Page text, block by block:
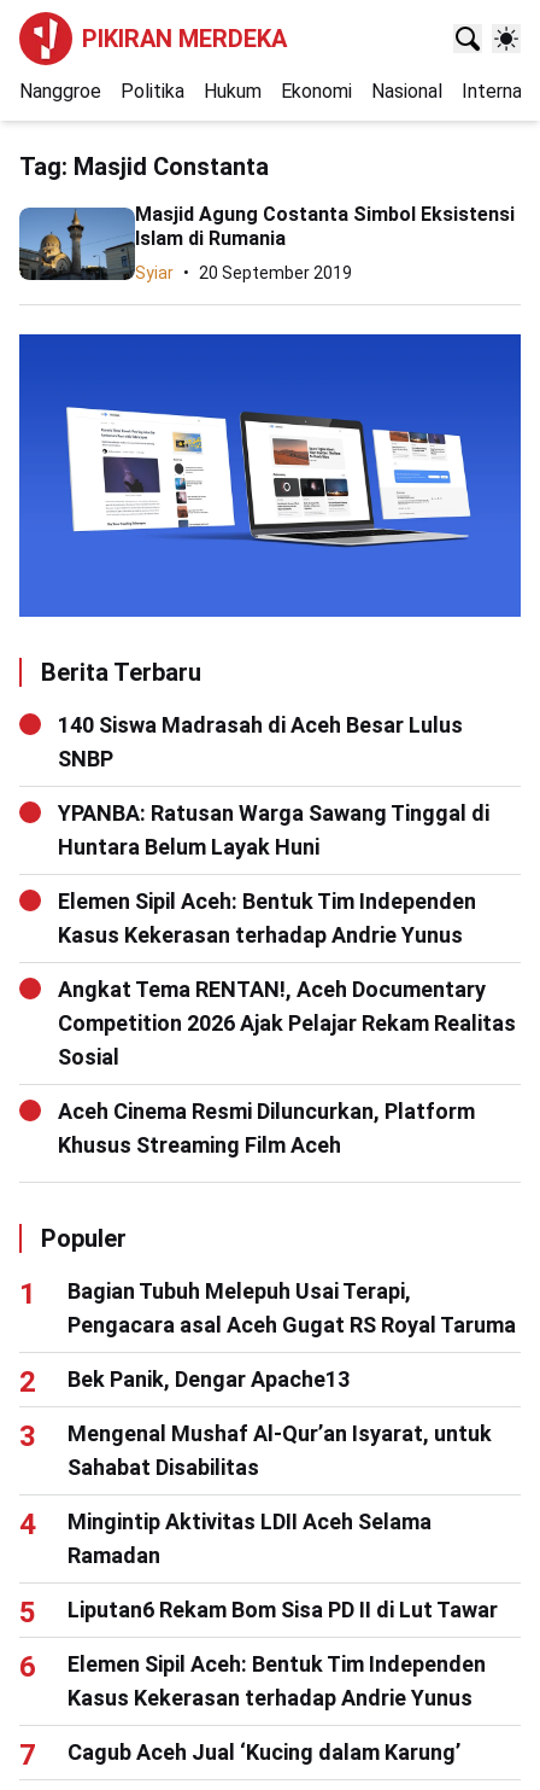
PIKIRAN MERDEKA
Nanggroe Politika Hukum Ekonomi Nasional
Tag: Masjid Constanta
Masjid Agung Costanta Simbol Eksistensi
Islam di Rumania
Syiar 20 September 2019
Berita Terbaru
140 Siswa Madrasah di Aceh Besar Lulus
SNBP
YPANBA: Ratusan Warga Sawang Tinggal di
Huntara Belum Layak Huni
Elemen Sipil Aceh: Bentuk Tim Independen
Kasus Kekerasan terhadap Andrie Yunus
Angkat Tema RENTAN!, Aceh Documentary
Competition 2026 Ajak Pelajar Rekam Realitas
Sosial
Aceh Cinema Resmi Diluncurkan, Platform
Khusus Streaming Film Aceh
Populer
Bagian Tubuh Melepuh Usai Terapi,
Pengacara asal Aceh Gugat RS Royal Taruma
Bek Panik, Dengar Apache13
Mengenal Mushaf Al-Qur’an Isyarat, untuk
Sahabat Disabilitas
Mingintip Aktivitas LDII Aceh Selama
Ramadan
Liputan6 Rekam Bom Sisa PD II di Lut Tawar
Elemen Sipil Aceh: Bentuk Tim Independen
Kasus Kekerasan terhadap Andrie Yunus
Cagub Aceh Jual ‘Kucing dalam Karung’